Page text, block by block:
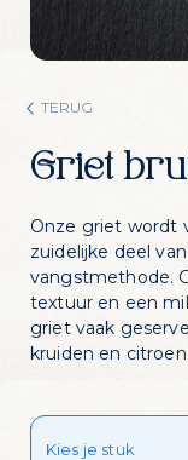
TERUG
Griet
Onze griet wordt
zuidelijke deel
vangstmethode.
textuur en een
griet vaak
kruiden en citroen.
Kies je stuk